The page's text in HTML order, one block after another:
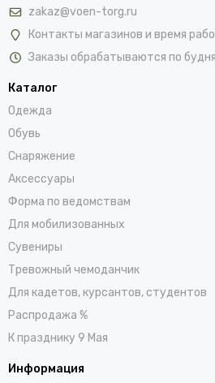
zakaz@voen-torg.ru
Контакты магазинов и время
Заказы обрабатываются по
Каталог
Одежда
Обувь
Снаряжение
Аксессуары
Форма по ведомствам
Для мобилизованных
Сувениры
Тревожный чемоданчик
Для кадетов, курсантов, студентов
Распродажа %
К празднику 9 Мая
Информация